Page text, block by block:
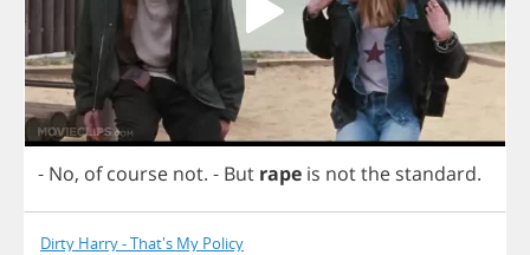
- No, of course not. - But rape is notthe standard.
Dirty Harry - That's My Policy